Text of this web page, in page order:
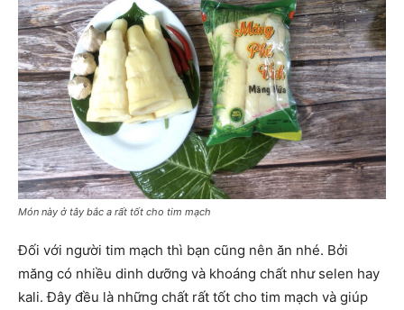
Món này ở tây bắc a rất tốt cho tim mạch
Đối với người tim mạch thì bạn cũng nên ăn nhé. Bởi
măng có nhiều dinh dưỡng và khoáng chất như selen hay
kali. Đây đều là những chất rất tốt cho tim mạch và giúp